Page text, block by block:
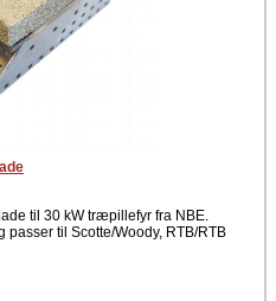
til 30 kW træpillefyr fra NBE.
passer til Scotte/Woody, RTB/RTB